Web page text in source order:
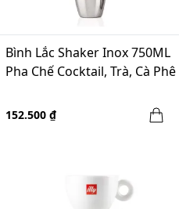
Bình Lắc Shaker Inox 750ML
Pha Chế Cocktail, Trà, Cà Phê
152.500 ₫